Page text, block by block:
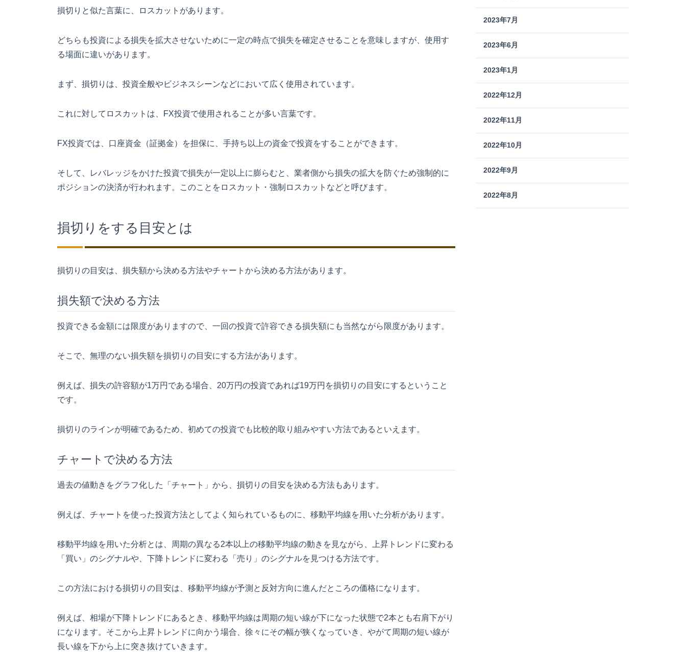
損切りと似た言葉に、ロスカットがあります。
どちらも投資による損失を拡大させないために一定の時点で損失を確定させることを意味しますが、使用す
る場面に違いがあります。
まず、損切りは、投資全般やビジネスシーンなどにおいて広く使用されています。
これに対してロスカットは、FX投資で使用されることが多い言葉です。
FX投資では、口座資金（証拠金）を担保に、手持ち以上の資金で投資をすることができます。
そして、レバレッジをかけた投資で損失が一定以上に膨らむと、業者側から損失の拡大を防ぐため強制的に
ポジションの決済が行われます。このことをロスカット・強制ロスカットなどと呼びます。
損切りをする目安とは
損切りの目安は、損失額から決める方法やチャートから決める方法があります。
損失額で決める方法
投資できる金額には限度がありますので、一回の投資で許容できる損失額にも当然ながら限度があります。
そこで、無理のない損失額を損切りの目安にする方法があります。
例えば、損失の許容額が1万円である場合、20万円の投資であれば19万円を損切りの目安にするということ
です。
損切りのラインが明確であるため、初めての投資でも比較的取り組みやすい方法であるといえます。
チャートで決める方法
過去の値動きをグラフ化した「チャート」から、損切りの目安を決める方法もあります。
例えば、チャートを使った投資方法としてよく知られているものに、移動平均線を用いた分析があります。
移動平均線を用いた分析とは、周期の異なる2本以上の移動平均線の動きを見ながら、上昇トレンドに変わる
「買い」のシグナルや、下降トレンドに変わる「売り」のシグナルを見つける方法です。
この方法における損切りの目安は、移動平均線が予測と反対方向に進んだところの価格になります。
例えば、相場が下降トレンドにあるとき、移動平均線は周期の短い線が下になった状態で2本とも右肩下がり
になります。そこから上昇トレンドに向かう場合、徐々にその幅が狭くなっていき、やがて周期の短い線が
長い線を下から上に突き抜けていきます。
2023年7月
2023年6月
2023年1月
2022年12月
2022年11月
2022年10月
2022年9月
2022年8月